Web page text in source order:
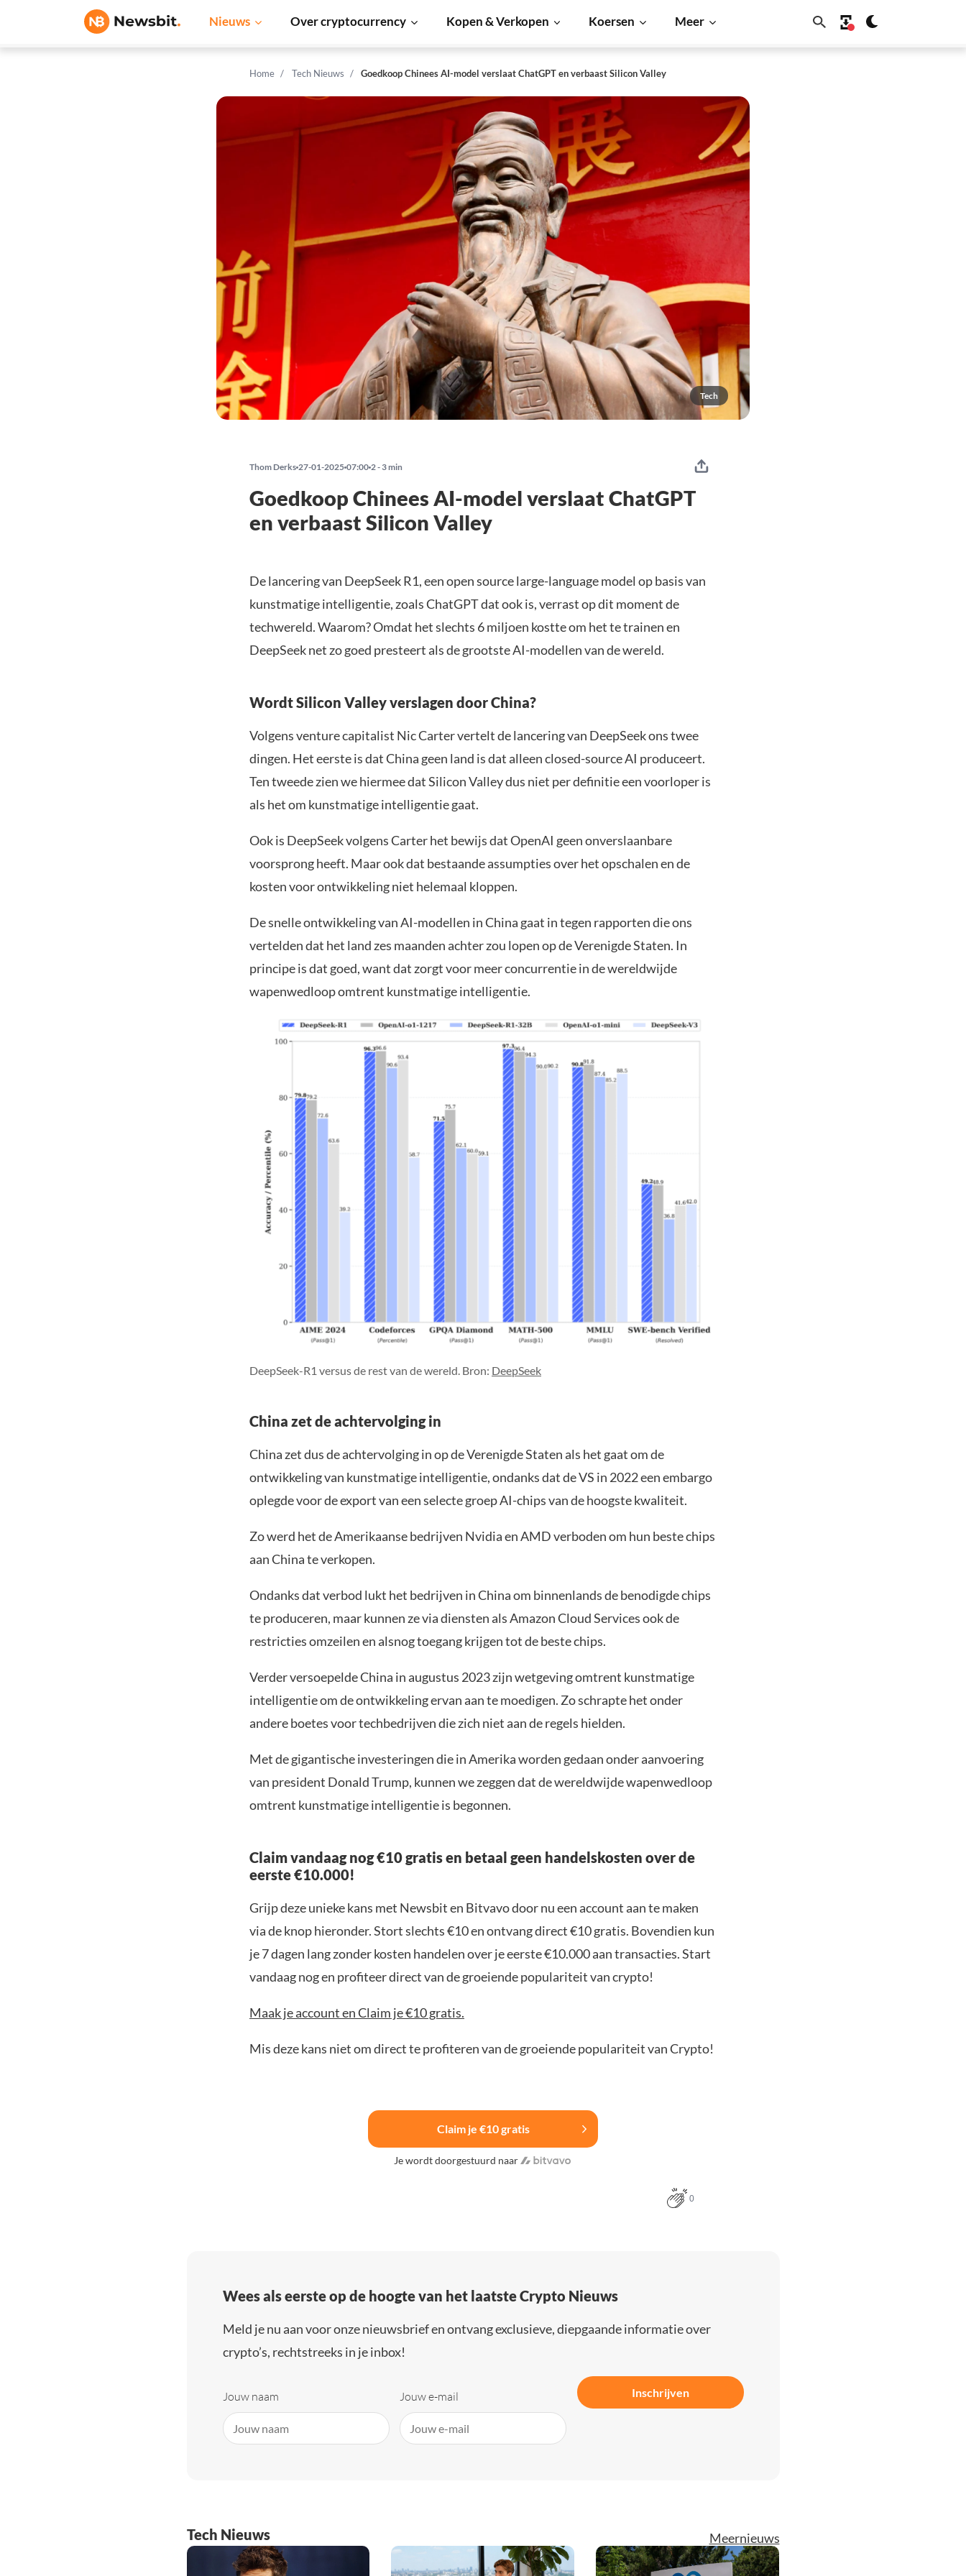
Nieuws Over cryptocurrency Kopen & Verkopen Koersen Meer
Home Tech Nieuws Goedkoop Chinees AI-model verslaat ChatGPT en verbaast Silicon Valley
Tech
Thom Derks 27-01-2025 07:00 2 - 3 min
Goedkoop Chinees AI-model verslaat ChatGPT
en verbaast Silicon Valley
De lancering van DeepSeek R1, een open source large-language model op basis van
kunstmatige intelligentie, zoals ChatGPT dat ook is, verrast op dit moment de
techwereld. Waarom? Omdat het slechts 6 miljoen kostte om het te trainen en
DeepSeek net zo goed presteert als de grootste AI-modellen van de wereld.
Wordt Silicon Valley verslagen door China?
Volgens venture capitalist Nic Carter vertelt de lancering van DeepSeek ons twee
dingen. Het eerste is dat China geen land is dat alleen closed-source AI produceert.
Ten tweede zien we hiermee dat Silicon Valley dus niet per definitie een voorloper is
als het om kunstmatige intelligentie gaat.
Ook is DeepSeek volgens Carter het bewijs dat OpenAI geen onverslaanbare
voorsprong heeft. Maar ook dat bestaande assumpties over het opschalen en de
kosten voor ontwikkeling niet helemaal kloppen.
De snelle ontwikkeling van AI-modellen in China gaat in tegen rapporten die ons
vertelden dat het land zes maanden achter zou lopen op de Verenigde Staten. In
principe is dat goed, want dat zorgt voor meer concurrentie in de wereldwijde
wapenwedloop omtrent kunstmatige intelligentie.
DeepSeek-R1 versus de rest van de wereld. Bron: DeepSeek
China zet de achtervolging in
China zet dus de achtervolging in op de Verenigde Staten als het gaat om de
ontwikkeling van kunstmatige intelligentie, ondanks dat de VS in 2022 een embargo
oplegde voor de export van een selecte groep AI-chips van de hoogste kwaliteit.
Zo werd het de Amerikaanse bedrijven Nvidia en AMD verboden om hun beste chips
aan China te verkopen.
Ondanks dat verbod lukt het bedrijven in China om binnenlands de benodigde chips
te produceren, maar kunnen ze via diensten als Amazon Cloud Services ook de
restricties omzeilen en alsnog toegang krijgen tot de beste chips.
Verder versoepelde China in augustus 2023 zijn wetgeving omtrent kunstmatige
intelligentie om de ontwikkeling ervan aan te moedigen. Zo schrapte het onder
andere boetes voor techbedrijven die zich niet aan de regels hielden.
Met de gigantische investeringen die in Amerika worden gedaan onder aanvoering
van president Donald Trump, kunnen we zeggen dat de wereldwijde wapenwedloop
omtrent kunstmatige intelligentie is begonnen.
Claim vandaag nog €10 gratis en betaal geen handelskosten over de
eerste €10.000!
Grijp deze unieke kans met Newsbit en Bitvavo door nu een account aan te maken
via de knop hieronder. Stort slechts €10 en ontvang direct €10 gratis. Bovendien kun
je 7 dagen lang zonder kosten handelen over je eerste €10.000 aan transacties. Start
vandaag nog en profiteer direct van de groeiende populariteit van crypto!
Maak je account en Claim je €10 gratis.
Mis deze kans niet om direct te profiteren van de groeiende populariteit van Crypto!
Claim je €10 gratis
Je wordt doorgestuurd naar
0
Wees als eerste op de hoogte van het laatste Crypto Nieuws
Meld je nu aan voor onze nieuwsbrief en ontvang exclusieve, diepgaande informatie over
crypto’s, rechtstreeks in je inbox!
Jouw naam Jouw e-mail Inschrijven
Tech Nieuws Meernieuws